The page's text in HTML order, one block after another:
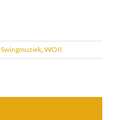
Swingmuziek WOII